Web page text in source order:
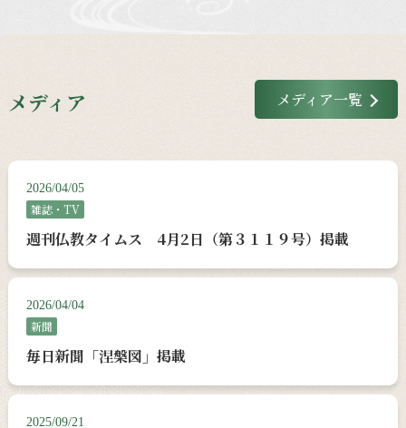
メディア メディア一覧
2026/04/05
雑誌・TV
週刊仏教タイムス 4月2日（第３１１９号）掲載
2026/04/04
新聞
毎日新聞「涅槃図」掲載
2025/09/21